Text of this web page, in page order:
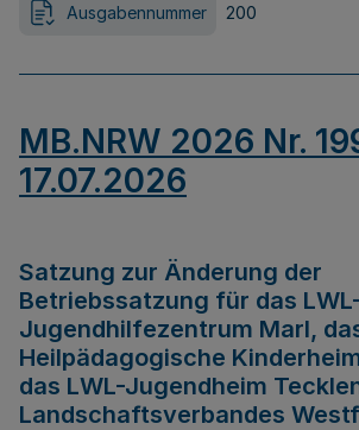
Ausgabennummer 200
MB.NRW 2026 Nr.
17.07.2026
Satzung zur Änderung der
Betriebssatzung für das
Jugendhilfezentrum Marl,
Heilpädagogische
das LWL-Jugendheim
Landschaftsverbandes